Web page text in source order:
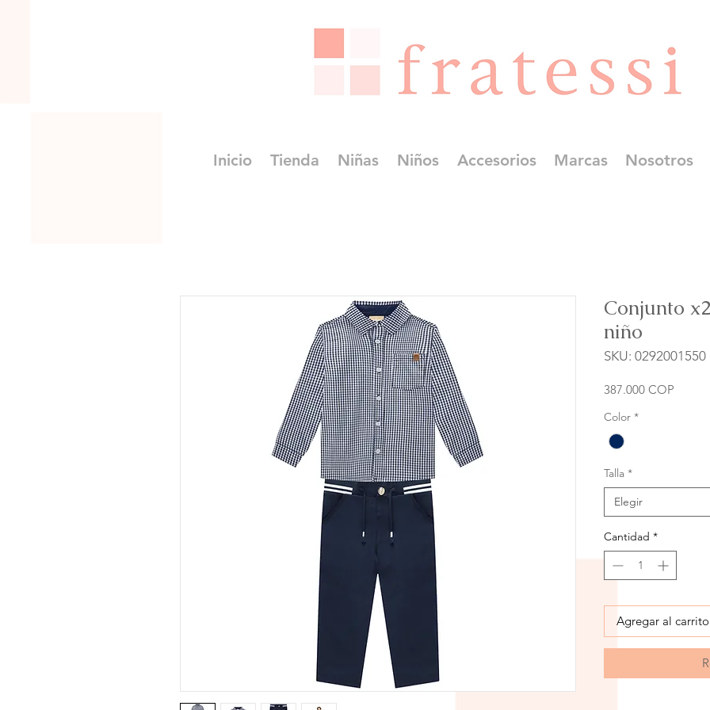
Inicio Tienda Niñas Niños Accesorios Marcas Nosotros
Conjunto
niño
SKU: 0292001550
387.000 COP
Color *
Talla *
Elegir
Cantidad *
Agregar al carrito